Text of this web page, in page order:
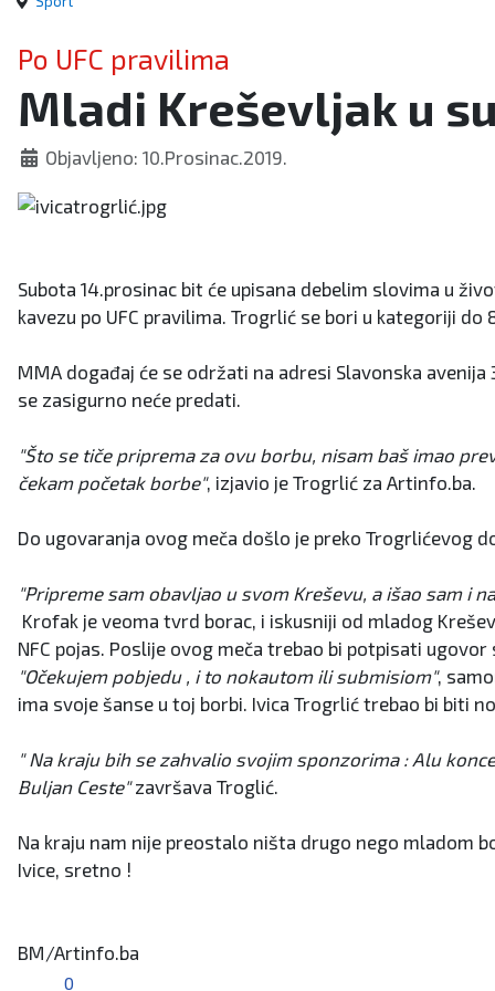
Po UFC pravilima
Mladi Kreševljak u
Objavljeno: 10.Prosinac.2019.
Subota 14.prosinac bit će upisana debelim slovima u
kavezu po UFC pravilima. Trogrlić se bori u kategoriji
MMA događaj će se održati na adresi Slavonska
se zasigurno neće predati.
"Što se tiče priprema za ovu borbu, nisam baš imao
čekam početak borbe", izjavio je Trogrlić za Artinfo.ba.
Do ugovaranja ovog meča došlo je preko Trogrlićevog
"Pripreme sam obavljao u svom Kreševu, a išao sam i
Krofak je veoma tvrd borac, i iskusniji od mladog
NFC pojas. Poslije ovog meča trebao bi potpisati
"Očekujem pobjedu , i to nokautom ili submisiom",
ima svoje šanse u toj borbi. Ivica Trogrlić trebao bi biti
" Na kraju bih se zahvalio svojim sponzorima : Alu
Buljan Ceste"završava Troglić.
Na kraju nam nije preostalo ništa drugo nego mladom
Ivice, sretno !
BM/Artinfo.ba
0